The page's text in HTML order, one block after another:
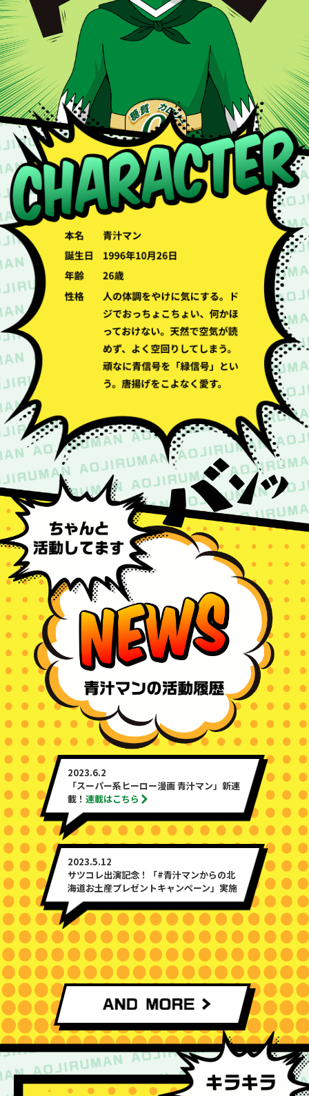
2023.6.2
「スーパー系ヒーロー漫画 青汁マン」新連
載！ 連載はこちら
2023.5.12
サツコレ出演記念！「#青汁マンからの北
海道お土産プレゼントキャンペーン」実施